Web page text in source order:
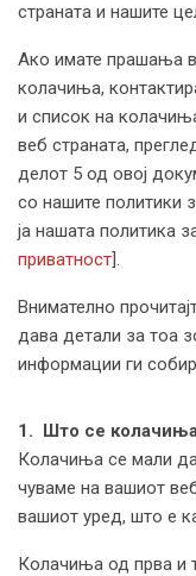
страната и нашите
Ако имате прашања
колачиња,
и список на
веб страната,
делот 5 од овој
со нашите политики
ја нашата политика
приватност].
Внимателно
дава детали за тоа
информации ги
1. Што се
Колачиња се мали
чуваме на вашиот
вашиот уред, што е
Колачиња од прва и